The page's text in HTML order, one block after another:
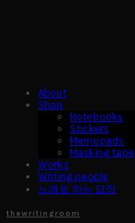
About
Shop
Notebooks
Stickers
Memopads
Masking tape
Works
Writing people
노래로 하는 답장
thewritingroom